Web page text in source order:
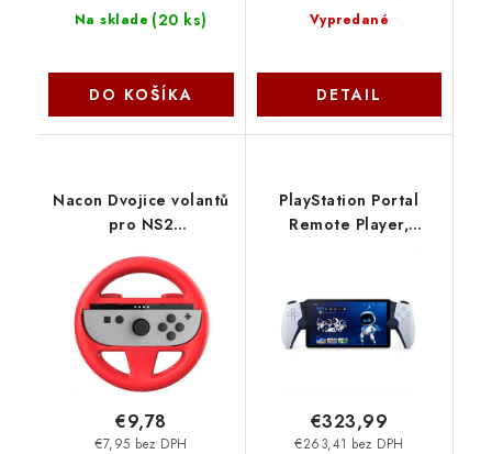
Na sklade (20 ks)
DO KOŠÍKA
Vypredané
DETAIL
Nacon Dvojice volantů
pro NS2
€7,95 bez DPH
€9,78
PlayStation Portal
Remote Player,
€263,41 bez DPH
€323,99